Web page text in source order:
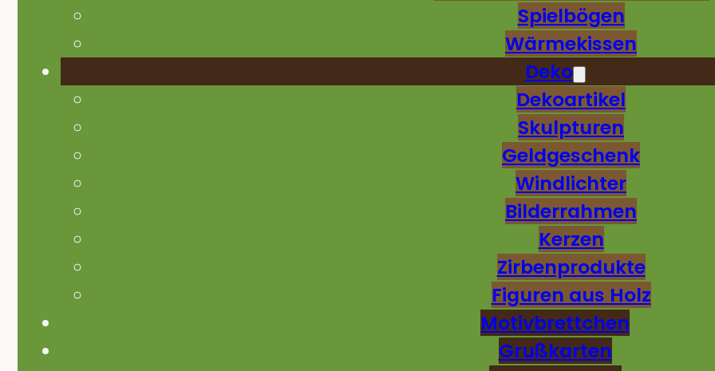
Spielbögen
Wärmekissen
Deko
Dekoartikel
Skulpturen
Geldgeschenk
Windlichter
Bilderrahmen
Kerzen
Zirbenprodukte
Figuren aus Holz
Motivbrettchen
Grußkarten